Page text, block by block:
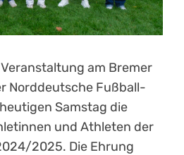
am Bremer
Norddeutsche Fußball-
Samstag die
und Athleten der
2025. Die Ehrung